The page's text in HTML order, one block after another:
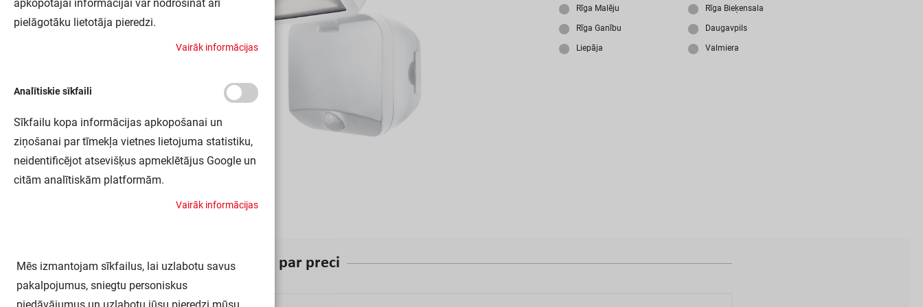
Aiz
id
Rīga Malēju Rīga Bieķensala
Rīga Ganību Daugavpils
Liepāja Valmiera
Inform par preci
apkopotajai informācijai var nodrošināt arī
pielāgotāku lietotāja pieredzi.
Vairāk informācijas
Analītiskie sīkfaili
Sīkfailu kopa informācijas apkopošanai un
ziņošanai par tīmekļa vietnes lietojuma statistiku,
neidentificējot atsevišķus apmeklētājus Google un
citām analītiskām platformām.
Vairāk informācijas
Mēs izmantojam sīkfailus, lai uzlabotu savus
pakalpojumus, sniegtu personiskus